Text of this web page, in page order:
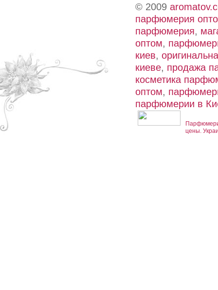
© 2009
парфюмерия
парфюмерия,
оптом,
киев,
киеве, продажа
косметика
оптом,
парфюмерии в
цены.